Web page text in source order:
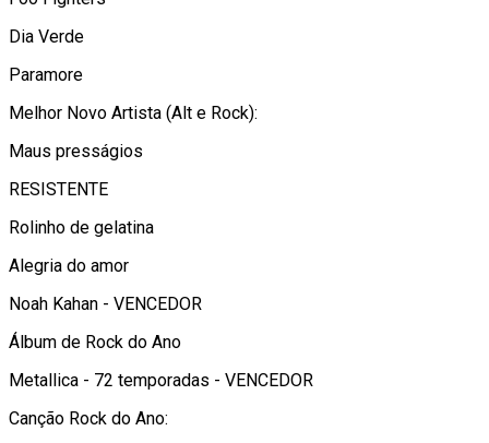
Dia Verde
Paramore
Melhor Novo Artista (Alt e Rock):
Maus presságios
RESISTENTE
Rolinho de gelatina
Alegria do amor
Noah Kahan - VENCEDOR
Álbum de Rock do Ano
Metallica - 72 temporadas - VENCEDOR
Canção Rock do Ano: